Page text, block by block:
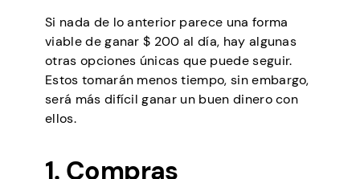
Si nada de lo anterior parece una forma
viable de ganar $ 200 al día, hay algunas
otras opciones únicas que puede seguir.
Estos tomarán menos tiempo, sin embargo,
será más difícil ganar un buen dinero con
ellos.
1. Compras